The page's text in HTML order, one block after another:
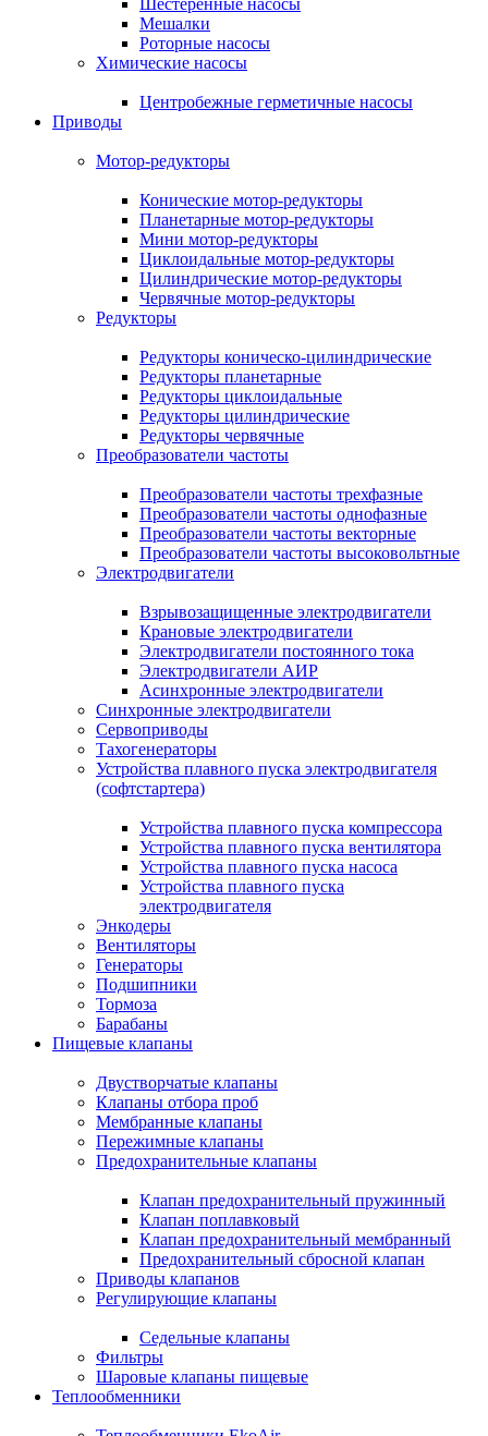
Шестеренные насосы
Мешалки
Роторные насосы
Химические насосы
Центробежные герметичные насосы
Приводы
Мотор-редукторы
Конические мотор-редукторы
Планетарные мотор-редукторы
Мини мотор-редукторы
Циклоидальные мотор-редукторы
Цилиндрические мотор-редукторы
Червячные мотор-редукторы
Редукторы
Редукторы коническо-цилиндрические
Редукторы планетарные
Редукторы циклоидальные
Редукторы цилиндрические
Редукторы червячные
Преобразователи частоты
Преобразователи частоты трехфазные
Преобразователи частоты однофазные
Преобразователи частоты векторные
Преобразователи частоты высоковольтные
Электродвигатели
Взрывозащищенные электродвигатели
Крановые электродвигатели
Электродвигатели постоянного тока
Электродвигатели АИР
Асинхронные электродвигатели
Синхронные электродвигатели
Сервоприводы
Тахогенераторы
Устройства плавного пуска электродвигателя
(софтстартера)
Устройства плавного пуска компрессора
Устройства плавного пуска вентилятора
Устройства плавного пуска насоса
Устройства плавного пуска
электродвигателя
Энкодеры
Вентиляторы
Генераторы
Подшипники
Тормоза
Барабаны
Пищевые клапаны
Двустворчатые клапаны
Клапаны отбора проб
Мембранные клапаны
Пережимные клапаны
Предохранительные клапаны
Клапан предохранительный пружинный
Клапан поплавковый
Клапан предохранительный мембранный
Предохранительный сбросной клапан
Приводы клапанов
Регулирующие клапаны
Седельные клапаны
Фильтры
Шаровые клапаны пищевые
Теплообменники